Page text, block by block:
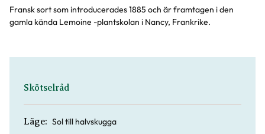
Fransk sort som introducerades 1885 och är framtagen i den
gamla kända Lemoine -plantskolan i Nancy, Frankrike.
Skötselråd
Läge: Sol till halvskugga